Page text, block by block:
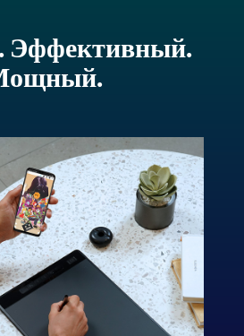
Эффективный.